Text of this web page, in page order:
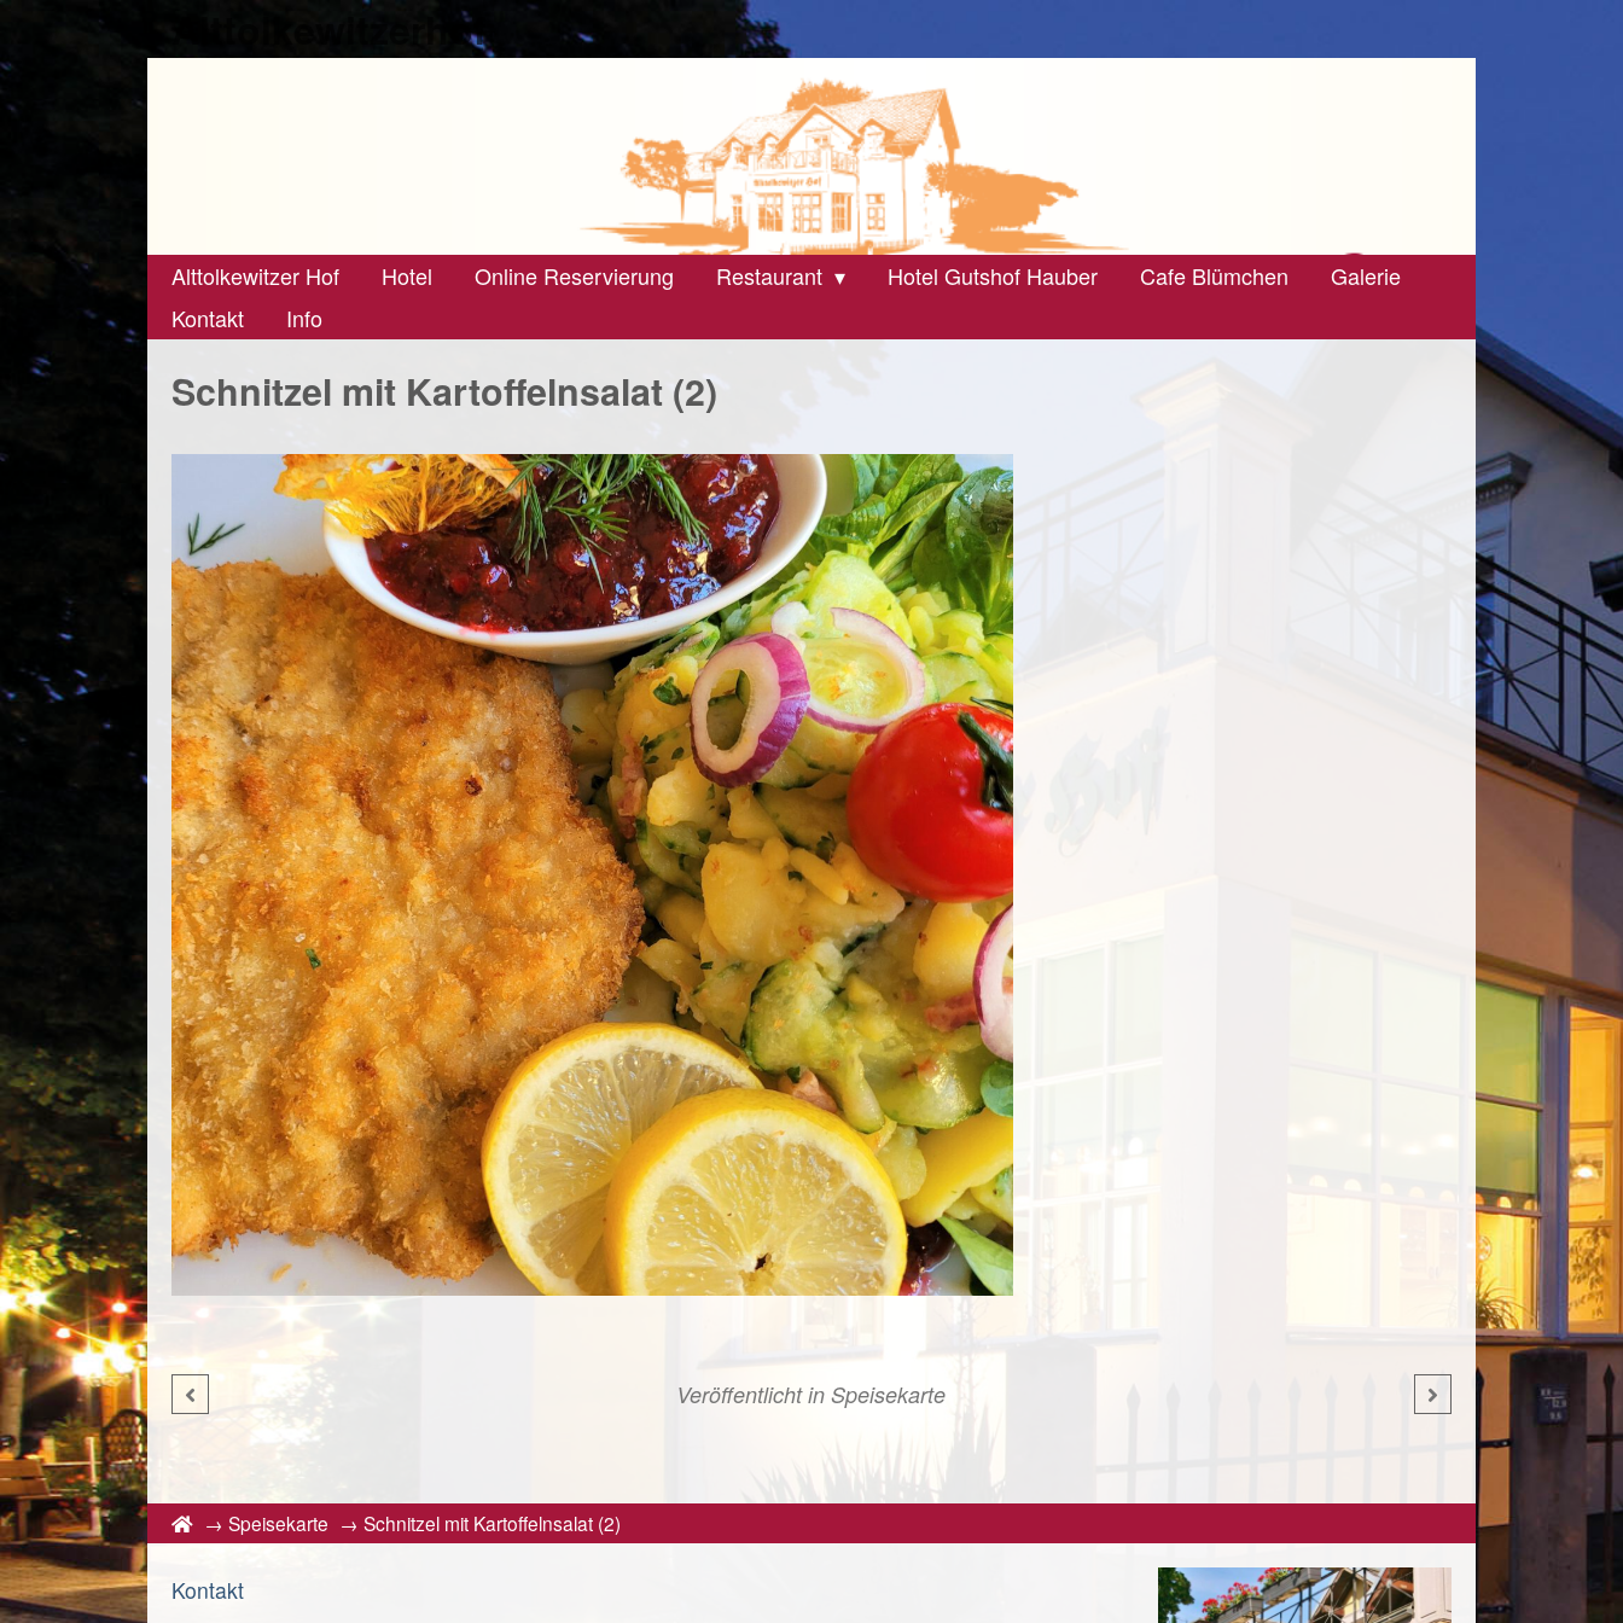
Alttolkewitzerhof
Alttolkewitzer Hof Hotel Online Reservierung Restaurant Hotel Gutshof Hauber Cafe Blümchen
Galerie
Kontakt
Info
Schnitzel mit Kartoffelnsalat (2)
Veröffentlicht inSpeisekarte
→ Speisekarte → Schnitzel mit Kartoffelnsalat (2)
Kontakt